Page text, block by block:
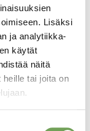
Lisäksi
ja analytiikka-
käytät
näitä
heille tai joita on